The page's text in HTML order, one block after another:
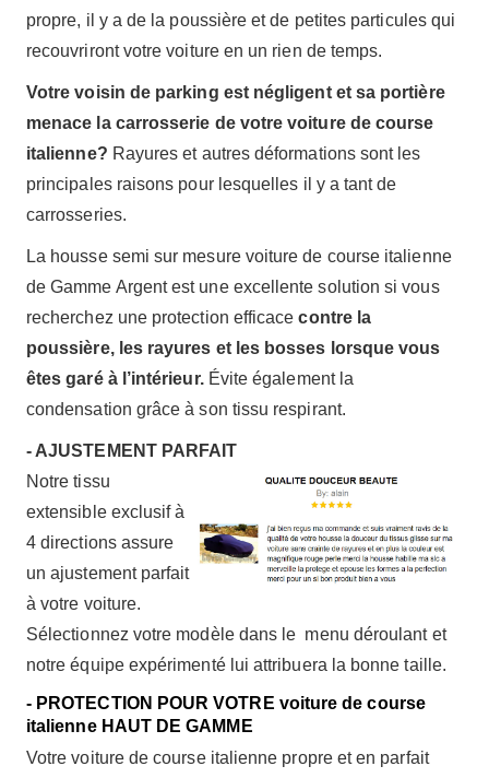
propre, il y a de la poussière et de petites particules qui
recouvriront votre voiture en un rien de temps.
Votre voisin de parking est négligent et sa portière
menace la carrosserie de votre voiture de course
italienne? Rayures et autres déformations sont les
principales raisons pour lesquelles il y a tant de
carrosseries.
La housse semi sur mesure voiture de course italienne
de Gamme Argent est une excellente solution si vous
recherchez une protection efficacecontre la
poussière, les rayures et les bosses lorsque vous
êtes garé à l’intérieur.Évite également la
condensation grâce à son tissu respirant.
- AJUSTEMENT PARFAIT
Notre tissu
extensible exclusif à
4 directions assure
un ajustement parfait
à votre voiture.
Sélectionnez votre modèle dans le menu déroulant et
notre équipe expérimenté lui attribuera la bonne taille.
- PROTECTION POUR VOTRE voiture de course
italienne HAUT DE GAMME
Votre voiture de course italienne propre et en parfait